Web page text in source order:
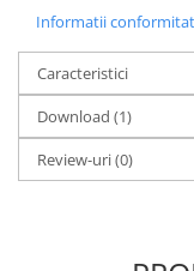
APC
Pachete acumulatori
Sisteme de
Redresoare,
Redresoare auto,
UPS pentru centrale
Informatii
Caracteristici
Download (1)
Review-uri(0)